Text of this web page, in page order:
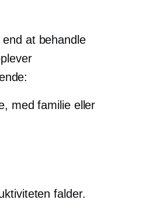
at behandle
med familie eller
falder.